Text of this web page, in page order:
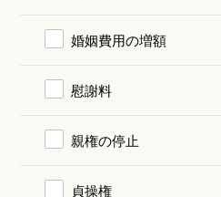
婚姻費用の増額
慰謝料
親権の停止
貞操権